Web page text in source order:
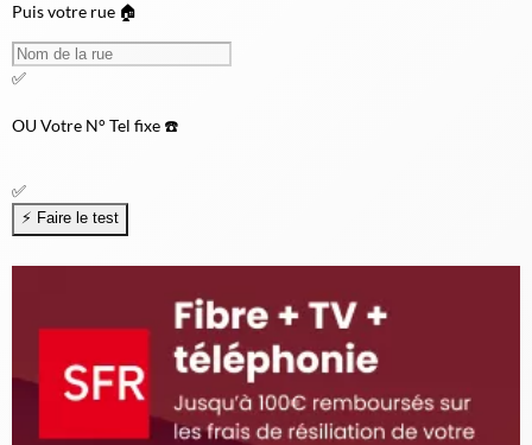
Puis votre rue 🏠
✅
OUVotre N° Tel fixe ☎️
✅